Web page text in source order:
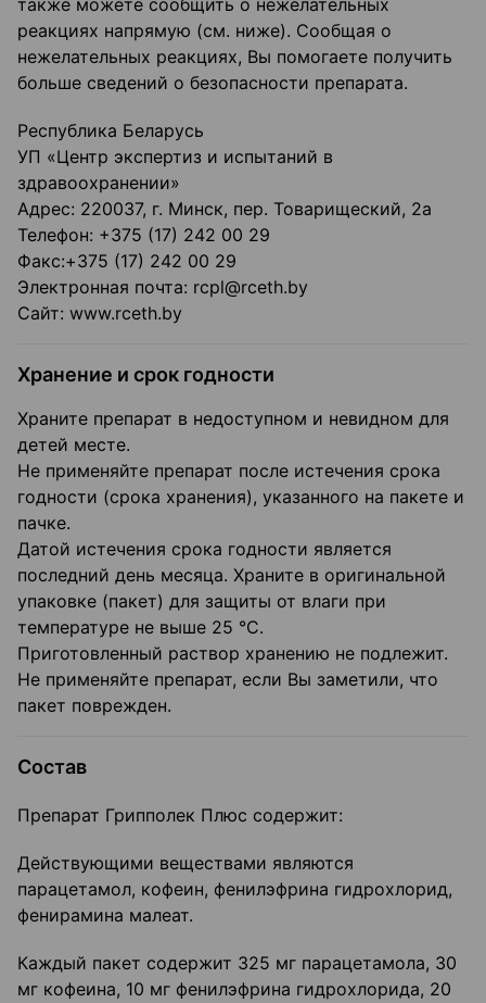
также можете сообщить о нежелательных
реакциях напрямую (см. ниже). Сообщая о
нежелательных реакциях, Вы помогаете получить
больше сведений о безопасности препарата.
Республика Беларусь
УП «Центр экспертиз и испытаний в
здравоохранении»
Адрес: 220037, г. Минск, пер. Товарищеский, 2а
Телефон: +375 (17) 242 00 29
Факс:+375 (17) 242 00 29
Электронная почта: rcpl@rceth.by
Сайт: www.rceth.by
Хранение и срок годности
Храните препарат в недоступном и невидном для
детей месте.
Не применяйте препарат после истечения срока
годности (срока хранения), указанного на пакете и
пачке.
Датой истечения срока годности является
последний день месяца. Храните в оригинальной
упаковке (пакет) для защиты от влаги при
температуре не выше 25 °С.
Приготовленный раствор хранению не подлежит.
Не применяйте препарат, если Вы заметили, что
пакет поврежден.
Состав
Препарат Грипполек Плюс содержит:
Действующими веществами являются
парацетамол, кофеин, фенилэфрина гидрохлорид,
фенирамина малеат.
Каждый пакет содержит 325 мг парацетамола, 30
мг кофеина, 10 мг фенилэфрина гидрохлорида, 20